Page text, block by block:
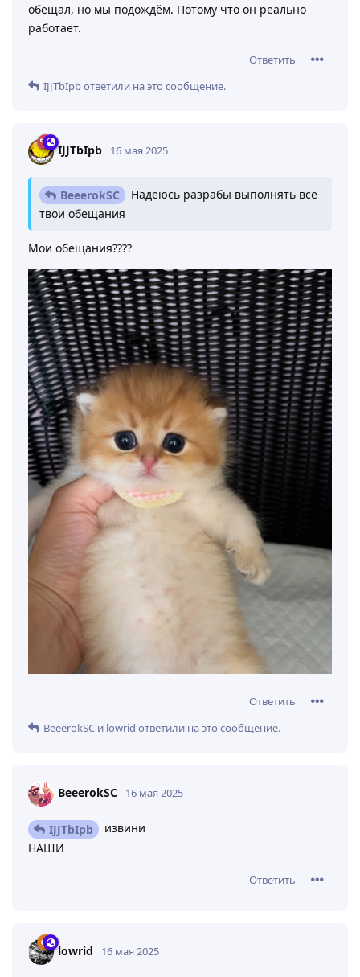
обещал, но мы подождём. Потому что он реально
работает.
Ответить
IJJTbIpbответили на это сообщение.
IJJTbIpb 16 мая 2025
BeeerokSC
Надеюсь разрабы выполнять все
твои обещания
Мои обещания????
Ответить
BeeerokSC и lowrid ответили на это сообщение.
BeeerokSC 16 мая 2025
IJJTbIpb
извини
НАШИ
Ответить
lowrid 16 мая 2025